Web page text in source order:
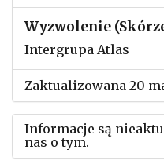
Wyzwolenie
Intergrupa Atlas
Zaktualizowana 20
Informacje są
nas o tym.